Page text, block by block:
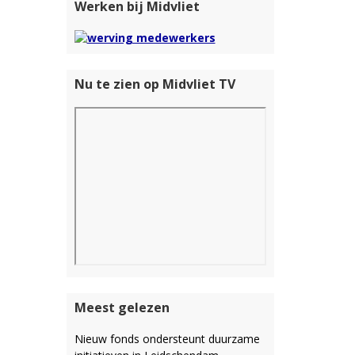
Werken bij Midvliet
Nu te zien op Midvliet TV
Meest gelezen
Nieuw fonds ondersteunt duurzame